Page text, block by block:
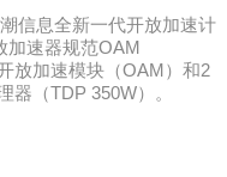
信息全新一代开放加速计
加速器规范OAM
放加速模块（OAM）和2
（TDP 350W）。